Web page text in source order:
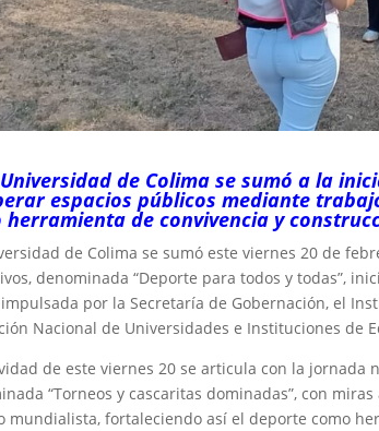
Universidad de Colima se sumó a la
espacios públicos mediante
herramienta de convivencia y
de Colima se sumó este viernes 20 de
denominada “Deporte para todos y todas”,
impulsada por la Secretaría de Gobernación, el
Nacional de Universidades e Instituciones de
de este viernes 20 se articula con la
“Torneos y cascaritas dominadas”, con
mundialista, fortaleciendo así el deporte como